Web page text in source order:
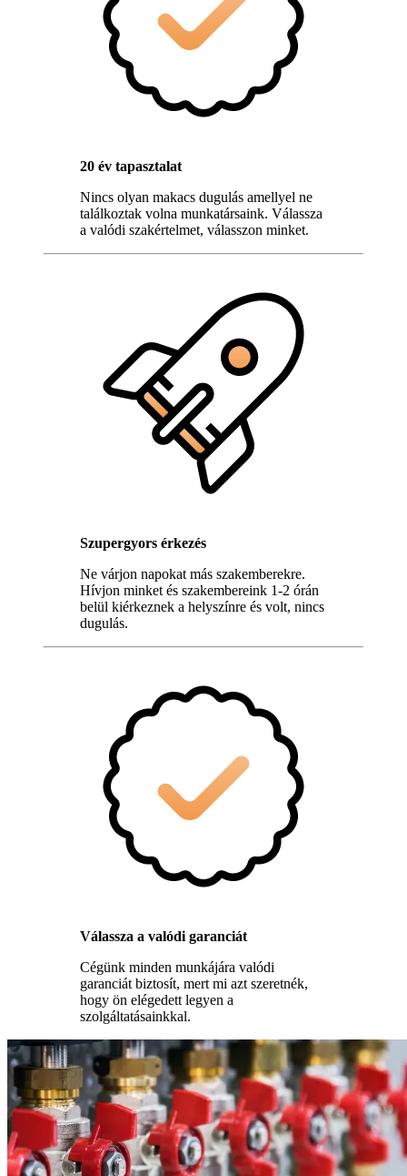
20 év tapasztalat
Nincs olyan makacs dugulás amellyel ne
találkoztak volna munkatársaink. Válassza
a valódi szakértelmet, válasszon minket.
Szupergyors érkezés
Ne várjon napokat más szakemberekre.
Hívjon minket és szakembereink 1-2 órán
belül kiérkeznek a helyszínre és volt, nincs
dugulás.
Válassza a valódi garanciát
Cégünk minden munkájára valódi
garanciát biztosít, mert mi azt szeretnék,
hogy ön elégedett legyen a
szolgáltatásainkkal.